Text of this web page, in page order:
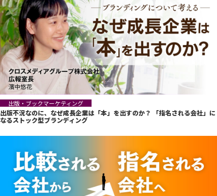
出版・ブックマーケティング
出版不況なのに、なぜ成長企業は「本」を出すのか？ 「指名される会社」に
なるストック型ブランディング